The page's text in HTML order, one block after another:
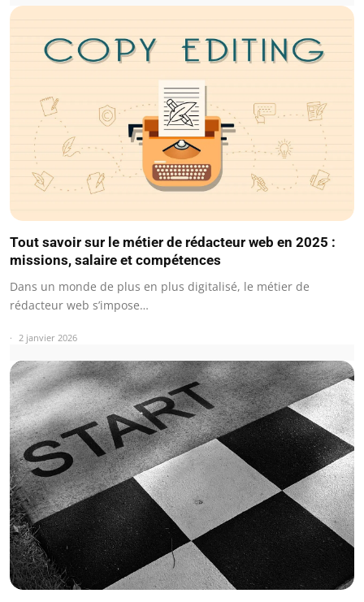
Tout savoir sur le métier de rédacteur web en 2025 :
missions, salaire et compétences
Dans un monde de plus en plus digitalisé, le métier de
rédacteur web s’impose…
2 janvier 2026